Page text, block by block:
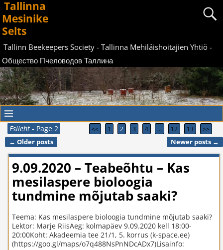
Tallinna
Mesinike
Selts
Tallinn Beekeepers Society - Tallinna Mehiläishoitajien Yhtiö -
Общество Пчеловодов Таллина
Esileht - Page 2 << 1 2 3 4 … 12 13 >>
Post navigation
← Older posts Newer posts →
9.09.2020 – Teabeõhtu – Kas
mesilaspere bioloogia
tundmine mõjutab saaki?
Teema: Kas mesilaspere bioloogia tundmine mõjutab saaki?
Lektor: Marje RiisAeg: kolmapäev 9.09.2020 kell 18:00-
20:00Koht: Akadeemia tee 21/1, 5. korrus (k-space.ee)
(https://goo.gl/maps/o7q488NsPnNDcADx7)Lisainfo: